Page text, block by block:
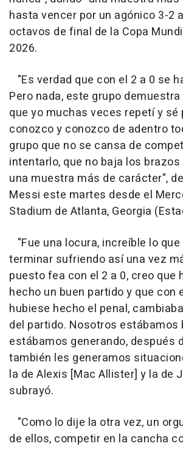
hasta vencer por un agónico 3-2
octavos de final de la Copa
2026.
"Es verdad que con el 2 a 0 se
Pero nada, este grupo
que yo muchas veces repetí y sé
conozco y conozco de adentro
grupo que no se cansa de
intentarlo, que no baja los
una muestra más de carácter",
Messi este martes desde el
Stadium de Atlanta, Georgia
"Fue una locura, increíble lo
terminar sufriendo así una vez
puesto fea con el 2 a 0, creo que
hecho un buen partido y que con
hubiese hecho el penal,
del partido. Nosotros estábamos
estábamos generando, después
también les generamos
la de Alexis [Mac Allister] y la de
subrayó.
"Como lo dije la otra vez, un
de ellos, competir en la cancha